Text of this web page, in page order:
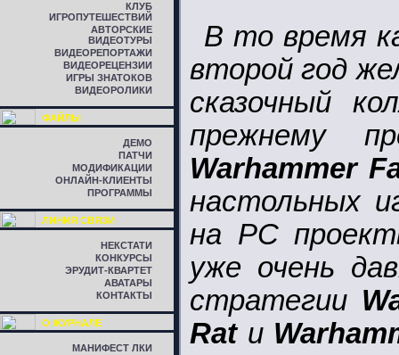
КЛУБ
ИГРОПУТЕШЕСТВИЙ
АВТОРСКИЕ
ВИДЕОТУРЫ
ВИДЕОРЕПОРТАЖИ
ВИДЕОРЕЦЕНЗИИ
ИГРЫ ЗНАТОКОВ
ВИДЕОРОЛИКИ
ФАЙЛЫ
ДЕМО
ПАТЧИ
МОДИФИКАЦИИ
ОНЛАЙН-КЛИЕНТЫ
ПРОГРАММЫ
ЛИНИЯ СВЯЗИ
НЕКСТАТИ
КОНКУРСЫ
ЭРУДИТ-КВАРТЕТ
АВАТАРЫ
КОНТАКТЫ
О ЖУРНАЛЕ
МАНИФЕСТ ЛКИ
В то время
второй год
сказочный
прежнему
Warhammer
настольных
на РС
уже очень
стратегии
Ratи